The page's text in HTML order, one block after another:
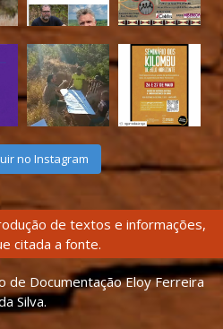
no Instagram
de textos e informações,
citada a fonte.
Documentação Eloy Ferreira
Silva.